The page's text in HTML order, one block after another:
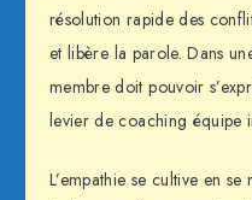
résolution rapide des
et libère la parole. Dans
membre doit pouvoir
levier de coaching équipe
L’empathie se cultive en